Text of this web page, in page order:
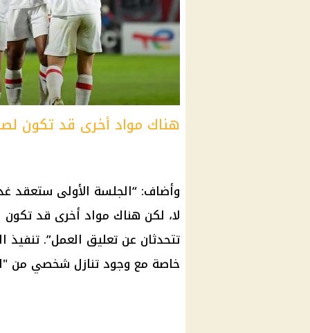
هناك مواد أخرى قد تكون
وأضاف: “الجلسة الأولى ستعقد
تتحدثان عن تعليق العمل”. تنفيذ
خاصة مع وجود تنازل شخصي من